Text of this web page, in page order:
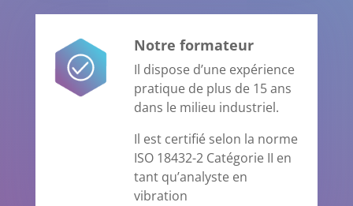
Notre formateur
Il dispose d’une expérience
pratique de plus de 15 ans
dans le milieu industriel.
Il est certifié selon la norme
ISO 18432-2 Catégorie II en
tant qu’analyste en
vibration